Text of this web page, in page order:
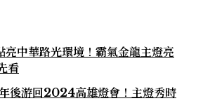
中華路光環境！霸氣金龍主燈亮
看
後游回2024高雄燈會！主燈秀時